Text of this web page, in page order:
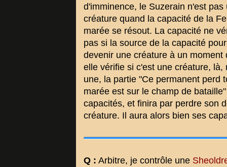
d'imminence, le Suzerain n'est pas
créature quand la capacité de la
marée se résout. La capacité ne
pas si la source de la capacité
devenir une créature à un moment
elle vérifie si c'est une créature,
une, la partie "Ce permanent perd
marée est sur le champ de
capacités, et finira par perdre son
créature. Il aura alors bien ses
Q : Arbitre, je contrôle une